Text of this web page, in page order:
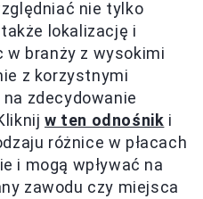
nie tylko
lokalizację i
branży z wysokimi
z korzystnymi
zdecydowanie
w ten odnośnik i
różnice w płacach
i mogą wpływać na
zawodu czy miejsca